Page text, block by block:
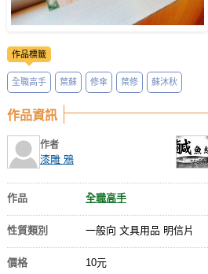
作品標籤
全職高手 葉蘇 修傘 葉修 蘇沐秋
作品資訊
作者
漆雕 鴉
作品 全職高手
性質類別 一般向 文具用品 明信片
價格 10元